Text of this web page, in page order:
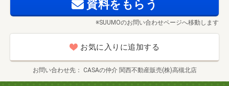
など、お家探しのお悩みは人それぞれ。
弊社ではそれぞれのご要望に沿ってしっかりサポートいた
お電話にて日時の調整。
平日も対応いたしますので、お気軽にお問い合わせくださ
資料をもらう
※SUUMOのお問い合わせページへ移動します
お気に入りに追加する
お問い合わせ先 CASAの仲介 関西不動産販売(株)高槻北店